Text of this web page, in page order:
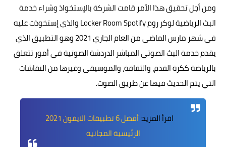
ومن أجل تحقيق هذا الأمر قامت الشركة بالإستخواذ وشراء خدمة
البث الرياضية لوكر روم Locker Room Spotify والذي إستخوذت عليه
في شهر مارس الماضي من العام الجاري 2021 وهو التطبيق الذي
يقدم خدمة البث الصوتي المباشر الدردشة الصوتية في أمور تتعلق
بالرياضة ككرة القدم، والثقافة، والموسيقى وغيرها من النقاشات
التي يتم الحديث فيها عن طريق الصوت.
اقرأ المزيد:
أفضل 6 تطبيقات الايفون 2021
الرئيسية المجانية